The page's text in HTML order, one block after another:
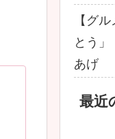
【グ
とう
あげ
最近